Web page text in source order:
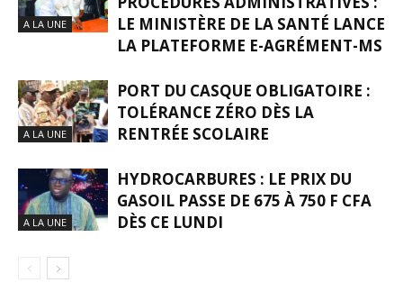
A LA UNE
LE MINISTÈRE DE LA SANTÉ LANCE
LA PLATEFORME E-AGRÉMENT-MS
A LA UNE
PORT DU CASQUE OBLIGATOIRE :
TOLÉRANCE ZÉRO DÈS LA
RENTRÉE SCOLAIRE
A LA UNE
HYDROCARBURES : LE PRIX DU
GASOIL PASSE DE 675 À 750 F CFA
DÈS CE LUNDI